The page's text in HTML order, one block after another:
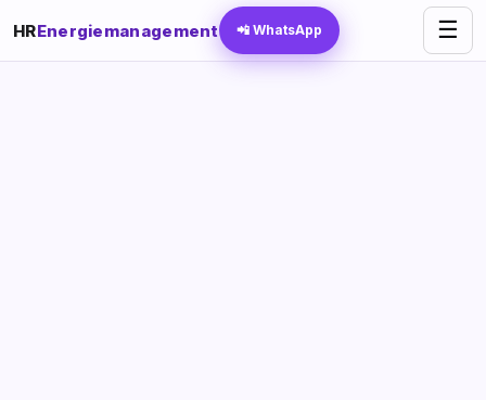
HREnergiemanagement 📲 WhatsApp ☰